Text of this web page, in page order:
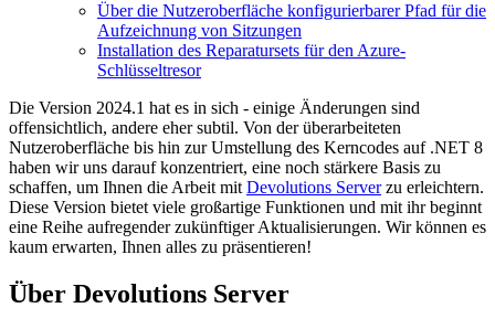
Über die Nutzeroberfläche konfigurierbarer Pfad für die
Aufzeichnung von Sitzungen
Installation des Reparatursets für den Azure-
Schlüsseltresor
Die Version 2024.1 hat es in sich - einige Änderungen sind
offensichtlich, andere eher subtil. Von der überarbeiteten
Nutzeroberfläche bis hin zur Umstellung des Kerncodes auf .NET 8
haben wir uns darauf konzentriert, eine noch stärkere Basis zu
schaffen, um Ihnen die Arbeit mit Devolutions Serverzu erleichtern.
Diese Version bietet viele großartige Funktionen und mit ihr beginnt
eine Reihe aufregender zukünftiger Aktualisierungen. Wir können es
kaum erwarten, Ihnen alles zu präsentieren!
Über Devolutions Server